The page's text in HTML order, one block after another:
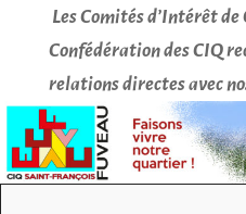
Les Comités d’Intérêt
Confédération des CIQ
relations directes avec